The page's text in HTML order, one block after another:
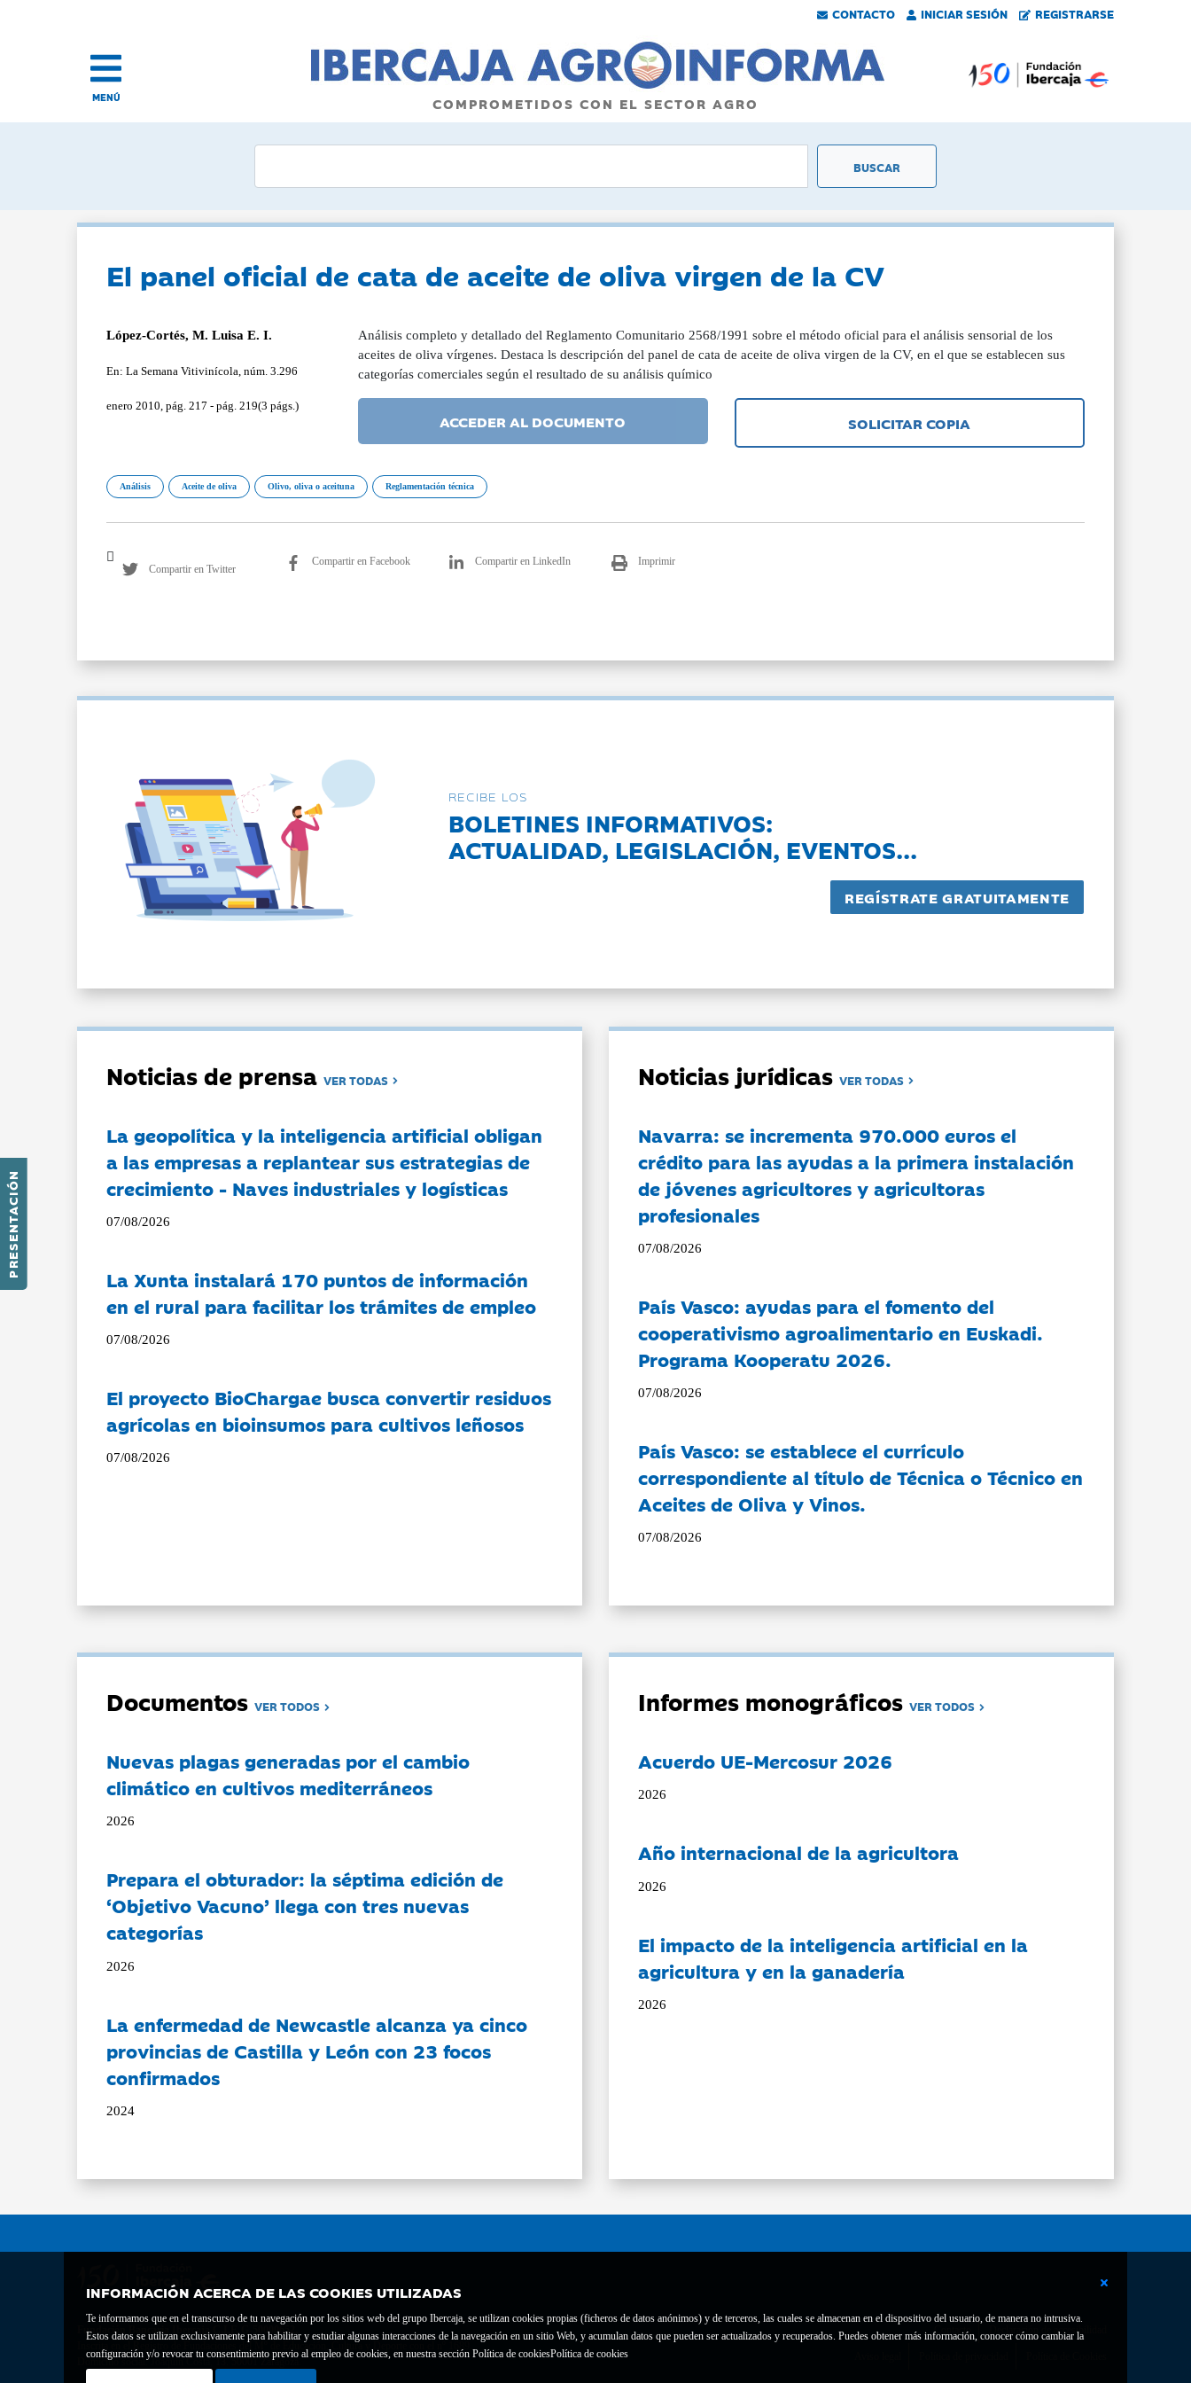
CONTACTO INICIAR SESIÓN REGISTRARSE
PRESENTACIÓN
MENÚ COMPROMETIDOS CON EL SECTOR AGRO
INFORMACIÓN ACERCA DE LAS COOKIES UTILIZADAS
Te informamos que en el transcurso de tu navegación por los sitios web del grupo Ibercaja, se utilizan cookies propias (ficheros de datos anónimos) y de terceros, las cuales se almacenan en el dispositivo del usuario, de manera no intrusiva.
Estos datos se utilizan exclusivamente para habilitar y estudiar algunas interacciones de la navegación en un sitio Web, y acumulan datos que pueden ser actualizados y recuperados. Puedes obtener más información, conocer cómo cambiar la
configuración y/o revocar tu consentimiento previo al empleo de cookies, en nuestra sección Política de cookiesPolítica de cookies
El panel oficial de cata de aceite de oliva virgen de la CV
López-Cortés, M. Luisa E. I.
En: La Semana Vitivinícola, núm. 3.296
enero 2010, pág. 217 - pág. 219(3 págs.)
Análisis completo y detallado del Reglamento Comunitario 2568/1991 sobre el método oficial para el análisis sensorial de los
aceites de oliva vírgenes. Destaca ls descripción del panel de cata de aceite de oliva virgen de la CV, en el que se establecen sus
categorías comerciales según el resultado de su análisis químico
ACCEDER AL DOCUMENTO SOLICITAR COPIA
Análisis Aceite de oliva Olivo, oliva o aceituna Reglamentación técnica
Compartir en Twitter
Compartir en Facebook Compartir en LinkedIn Imprimir
RECIBE LOS
BOLETINES INFORMATIVOS:
ACTUALIDAD, LEGISLACIÓN, EVENTOS...
Noticias de prensaVER TODAS
La geopolítica y la inteligencia artificial obligan
a las empresas a replantear sus estrategias de
crecimiento - Naves industriales y logísticas
07/08/2026
La Xunta instalará 170 puntos de información
en el rural para facilitar los trámites de empleo
07/08/2026
El proyecto BioChargae busca convertir residuos
agrícolas en bioinsumos para cultivos leñosos
07/08/2026
Noticias jurídicasVER TODAS
Navarra: se incrementa 970.000 euros el
crédito para las ayudas a la primera instalación
de jóvenes agricultores y agricultoras
profesionales
07/08/2026
País Vasco: ayudas para el fomento del
cooperativismo agroalimentario en Euskadi.
Programa Kooperatu 2026.
07/08/2026
País Vasco: se establece el currículo
correspondiente al título de Técnica o Técnico en
Aceites de Oliva y Vinos.
07/08/2026
DocumentosVER TODOS
Nuevas plagas generadas por el cambio
climático en cultivos mediterráneos
2026
Prepara el obturador: la séptima edición de
‘Objetivo Vacuno’ llega con tres nuevas
categorías
2026
La enfermedad de Newcastle alcanza ya cinco
provincias de Castilla y León con 23 focos
confirmados
2024
Informes monográficosVER TODOS
Acuerdo UE-Mercosur 2026
2026
Año internacional de la agricultora
2026
El impacto de la inteligencia artificial en la
agricultura y en la ganadería
2026
Fundación Bancaria Ibercaja C.I.F. G-50000652.
Inscrita en el Registro de Fundaciones del Mº de Educación, Cultura y Deporte con el nº 1689.
Domicilio social: Joaquín Costa, 13. 50001 Zaragoza.
Contacto Declaración de accesibilidad